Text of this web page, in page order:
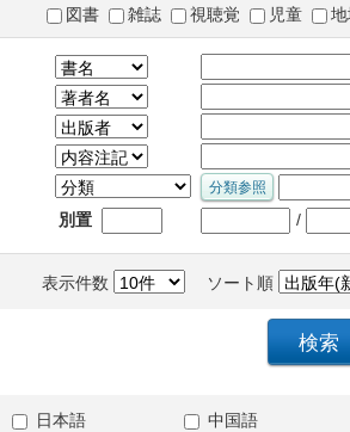
図書 雑誌 視聴覚 児童
別置 /
表示件数 ソート順
日本語
中国語